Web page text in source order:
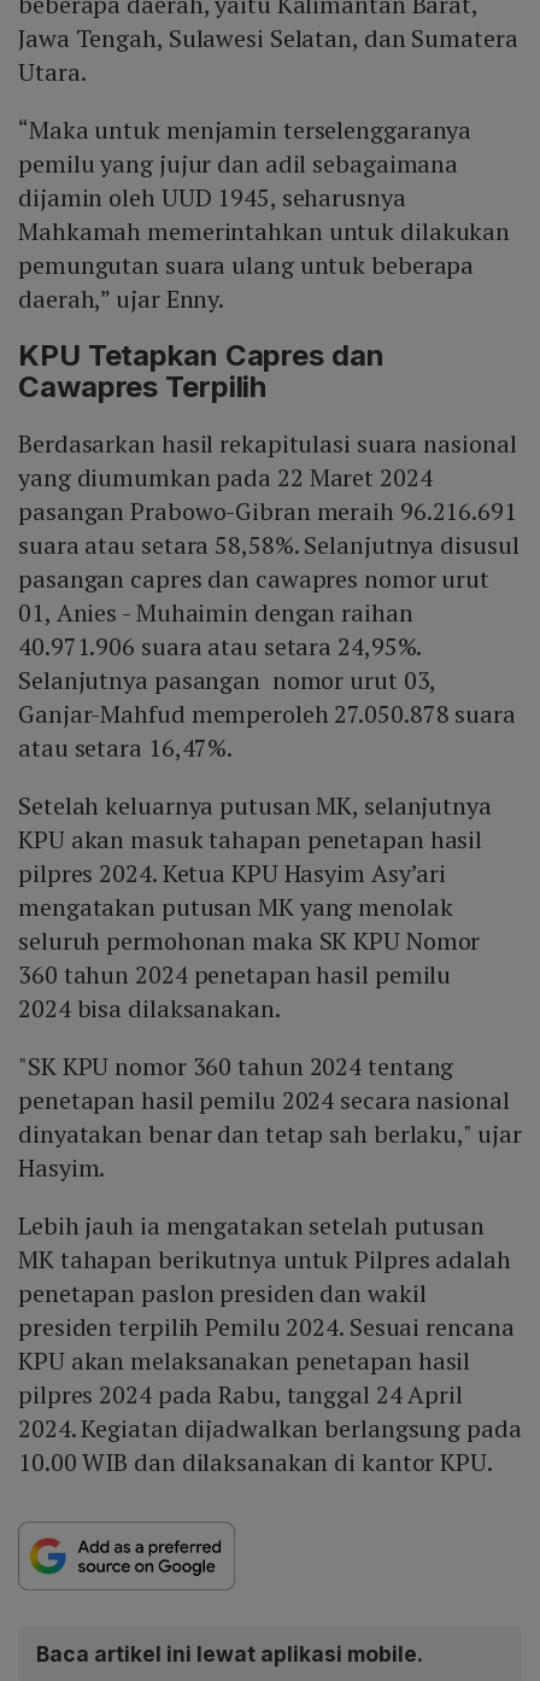
Jawa Tengah, Sulawesi Selatan, dan Sumatera
Utara.
“Maka untuk menjamin terselenggaranya
pemilu yang jujur dan adil sebagaimana
dijamin oleh UUD 1945, seharusnya
Mahkamah memerintahkan untuk dilakukan
pemungutan suara ulang untuk beberapa
daerah,” ujar Enny.
KPU Tetapkan Capres dan
Cawapres Terpilih
Berdasarkan hasil rekapitulasi suara nasional
yang diumumkan pada 22 Maret 2024
pasangan Prabowo-Gibran meraih 96.216.691
suara atau setara 58,58%. Selanjutnya disusul
pasangan capres dan cawapres nomor urut
01, Anies - Muhaimin dengan raihan
40.971.906 suara atau setara 24,95%.
Selanjutnya pasangan nomor urut 03,
Ganjar-Mahfud memperoleh 27.050.878 suara
atau setara 16,47%.
Setelah keluarnya putusan MK, selanjutnya
KPU akan masuk tahapan penetapan hasil
pilpres 2024. Ketua KPU Hasyim Asy’ari
mengatakan putusan MK yang menolak
seluruh permohonan maka SK KPU Nomor
360 tahun 2024 penetapan hasil pemilu
2024 bisa dilaksanakan.
"SK KPU nomor 360 tahun 2024 tentang
penetapan hasil pemilu 2024 secara nasional
dinyatakan benar dan tetap sah berlaku," ujar
Hasyim.
Lebih jauh ia mengatakan setelah putusan
MK tahapan berikutnya untuk Pilpres adalah
penetapan paslon presiden dan wakil
presiden terpilih Pemilu 2024. Sesuai rencana
KPU akan melaksanakan penetapan hasil
pilpres 2024 pada Rabu, tanggal 24 April
2024. Kegiatan dijadwalkan berlangsung pada
10.00 WIB dan dilaksanakan di kantor KPU.
Baca artikel ini lewat aplikasi mobile.